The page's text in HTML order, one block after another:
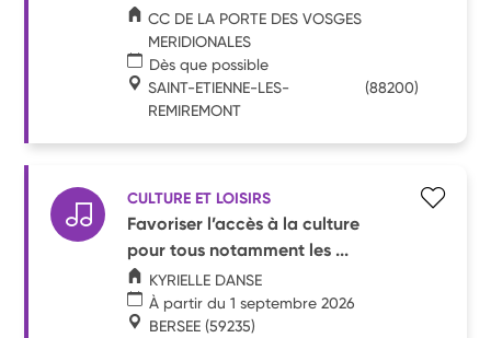
CC DE LA PORTE DES VOSGES
MERIDIONALES
Dès que possible
SAINT-ETIENNE-LES-
REMIREMONT
(88200)
CULTURE ET LOISIRS
Favoriser l’accès à la culture
pour tous notamment les ...
KYRIELLE DANSE
À partir du 1 septembre 2026
BERSEE (59235)